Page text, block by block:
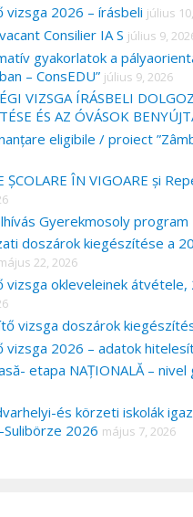
vizsga 2026 – írásbeli július
Consilier IA S július 9,
gyakorlatok a
– ConsEDU” július 9, 2026
VIZSGA ÍRÁSBELI
ÉS AZ ÓVÁSOK
eligibile / proiect
ȘCOLARE ÎN VIGOARE și
Gyerekmosoly program
doszárok kiegészítése a
22, 2026
vizsga okleveleinek
vizsga doszárok
vizsga 2026 – adatok
etapa NAȚIONALĂ – nivel
és körzeti iskolák
2026 május 7, 2026